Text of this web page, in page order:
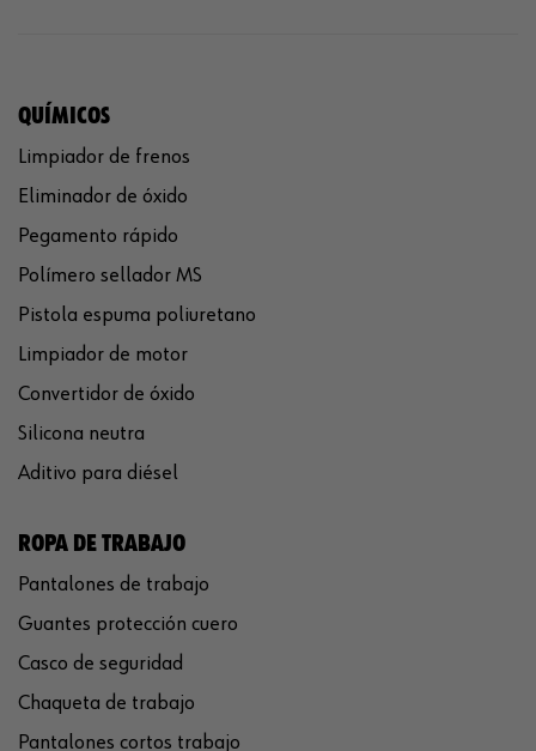
QUÍMICOS
Limpiador de frenos
Eliminador de óxido
Pegamento rápido
Polímero sellador MS
Pistola espuma poliuretano
Limpiador de motor
Convertidor de óxido
Silicona neutra
Aditivo para diésel
ROPA DE TRABAJO
Pantalones de trabajo
Guantes protección cuero
Casco de seguridad
Chaqueta de trabajo
Pantalones cortos trabajo